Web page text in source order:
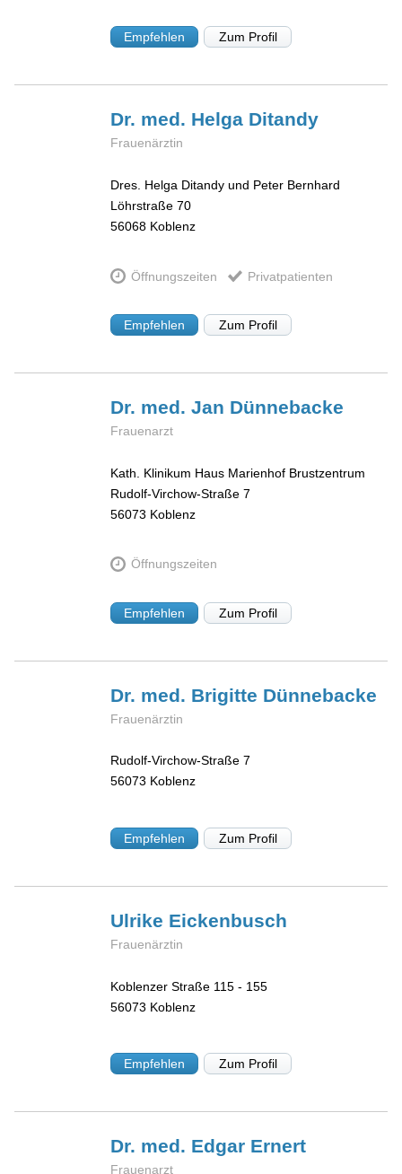
Empfehlen Zum Profil
Dr. med. Helga Ditandy
Frauenärztin
Dres. Helga Ditandy und Peter Bernhard
Löhrstraße 70
56068 Koblenz
Öffnungszeiten Privatpatienten
Empfehlen Zum Profil
Dr. med. Jan Dünnebacke
Frauenarzt
Kath. Klinikum Haus Marienhof Brustzentrum
Rudolf-Virchow-Straße 7
56073 Koblenz
Öffnungszeiten
Empfehlen Zum Profil
Dr. med. Brigitte Dünnebacke
Frauenärztin
Rudolf-Virchow-Straße 7
56073 Koblenz
Empfehlen Zum Profil
Ulrike Eickenbusch
Frauenärztin
Koblenzer Straße 115 - 155
56073 Koblenz
Empfehlen Zum Profil
Dr. med. Edgar Ernert
Frauenarzt